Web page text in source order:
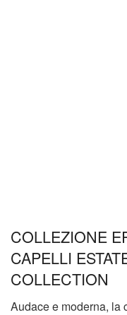
COLLEZIONE
CAPELLI
COLLECTION
Audace e moderna, la